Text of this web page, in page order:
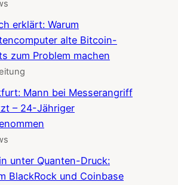
erklärt: Warum
alte Bitcoin-
zum Problem machen
Mann bei Messerangriff
– 24-Jähriger
unter Quanten-Druck:
BlackRock und Coinbase